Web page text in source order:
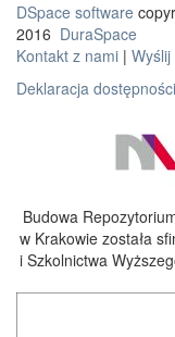
DSpace software
2016 DuraSpace
Kontakt z nami |
Deklaracja dostępności
Budowa
w Krakowie została
i Szkolnictwa